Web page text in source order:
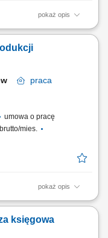
pokaż opis
zgodnie z
jakości
pakowanie gotowych
praca
umowa o pracę
mies.
pokaż opis
oraz nadzór nad
jakości wyrobów na
wykonanych prac
księgowa